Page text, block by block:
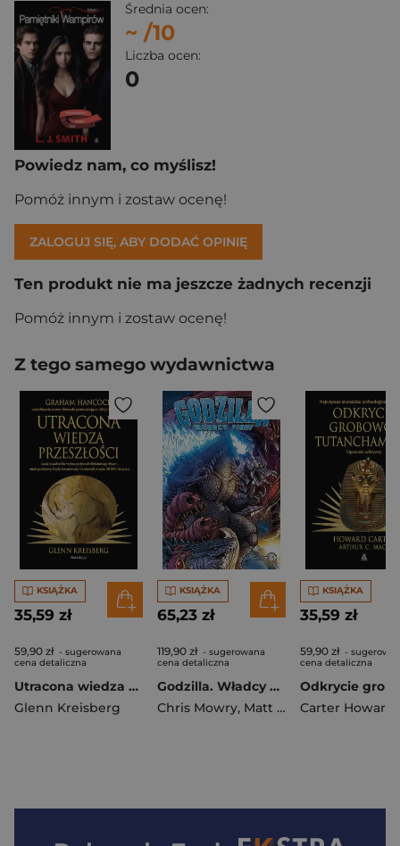
Średnia ocen:
~ /10
Liczba ocen:
0
Powiedz nam, co myślisz!
Pomóż innym i zostaw ocenę!
ZALOGUJ SIĘ, ABY DODAĆ OPINIĘ
Ten produkt nie ma jeszcze żadnych recenzji
Pomóż innym i zostaw ocenę!
Z tego samego wydawnictwa
KSIĄŻKA
35,59 zł
59,90 zł - sugerowana
cena detaliczna
Utracona wiedza przeszłości wyd. 2026
Glenn Kreisberg
KSIĄŻKA
65,23 zł
119,90 zł - sugerowana
cena detaliczna
Godzilla. Władcy Ziemi. Tom 6
Chris Mowry, Matt Frank ,Jeff Zornow
KSIĄŻKA
35,59 zł
59,90 zł -
cena detaliczna
Carter Howard